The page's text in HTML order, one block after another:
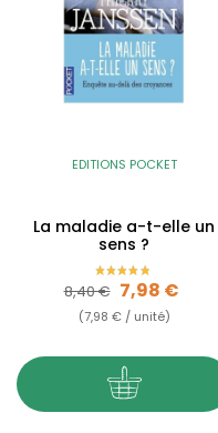
EDITIONS POCKET
La maladie a-t-elle un
sens ?
Prix de base
8,40 € Prix
7,98 €
(7,98 € / unité)